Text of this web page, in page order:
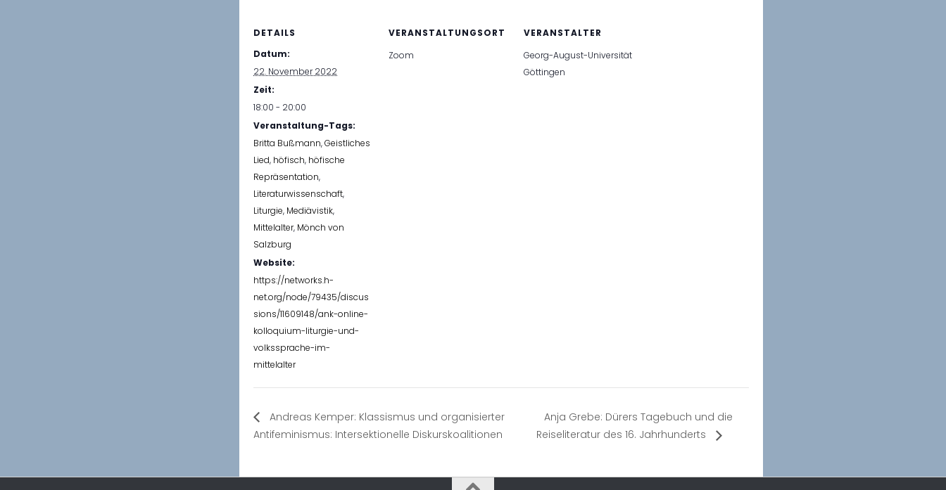
DETAILS
Datum:
22. November 2022
Zeit:
18:00 - 20:00
Veranstaltung-Tags:
Britta Bußmann,Geistliches
Lied, höfisch, höfische
Repräsentation,
Literaturwissenschaft,
Liturgie, Mediävistik,
Mittelalter, Mönch von
Salzburg
Website:
https://networks.h-
net.org/node/79435/discus
sions/11609148/ank-online-
kolloquium-liturgie-und-
volkssprache-im-
mittelalter
VERANSTALTUNGSORT
Zoom
VERANSTALTER
Georg-August-Universität
Göttingen
Andreas Kemper: Klassismus und organisierter
Antifeminismus: Intersektionelle Diskurskoalitionen
Anja Grebe: Dürers Tagebuch und die
Reiseliteratur des 16. Jahrhunderts